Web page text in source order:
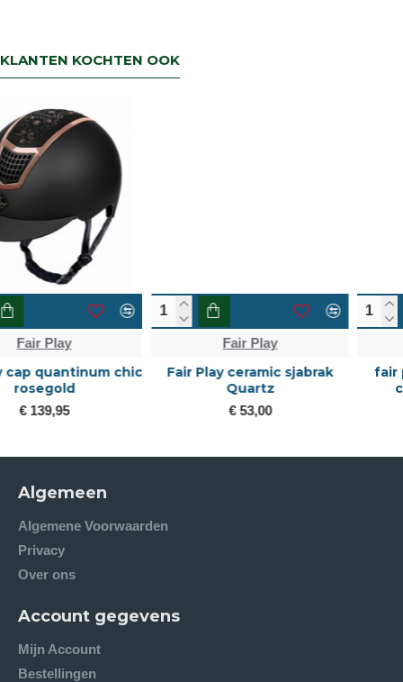
KLANTEN KOCHTEN OOK
Fair Play
Fair Play ceramic sjabrak
Quartz
Fair Play
fair play cap quantinum
carbon wide visor
Algemeen
Algemene Voorwaarden
Privacy
Over ons
Account gegevens
Mijn Account
Bestellingen